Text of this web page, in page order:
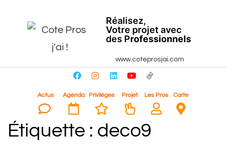
Réalisez,
Votre projet avec
des Professionnels
www.coteprosjai.com
Actus Agenda Privilèges Projet Les Pros Carte
Étiquette : deco9